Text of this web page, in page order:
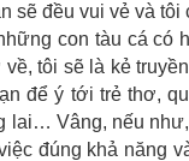
sẽ đều vui vẻ và
con tàu cá có
tôi sẽ là kẻ
để ý tới trẻ thơ,
lai… Vâng, nếu
đúng khả năng